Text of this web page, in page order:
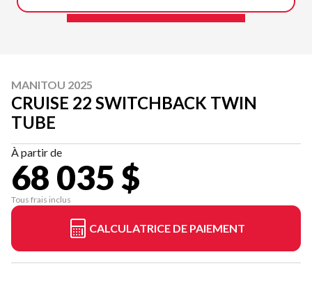
MANITOU 2025
CRUISE 22 SWITCHBACK TWIN
TUBE
À partir de
68 035 $
Tous frais inclus
CALCULATRICE DE PAIEMENT